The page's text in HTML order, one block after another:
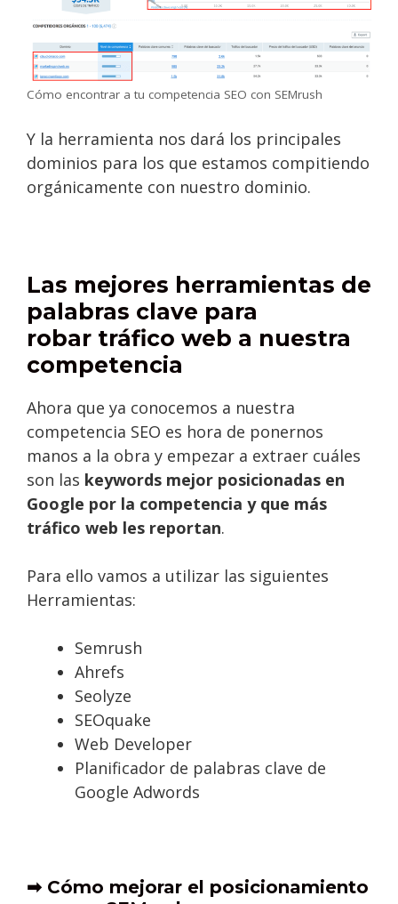
Cómo encontrar a tu competencia SEO con SEMrush
Y la herramienta nos dará los principales
dominios para los que estamos compitiendo
orgánicamente con nuestro dominio.
Las mejores herramientas de
palabras clave para
robar tráfico web a nuestra
competencia
Ahora que ya conocemos a nuestra
competencia SEO es hora de ponernos
manos a la obra y empezar a extraer cuáles
son las keywords mejor posicionadas en
Google por la competencia y que más
tráfico web les reportan.
Para ello vamos a utilizar las siguientes
Herramientas:
Semrush
Ahrefs
Seolyze
SEOquake
Web Developer
Planificador de palabras clave de
Google Adwords
➡ Cómo mejorar el posicionamiento